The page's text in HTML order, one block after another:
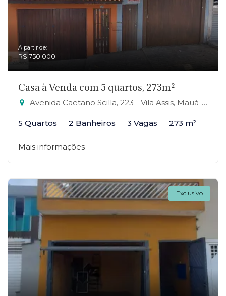
A partir de:
R$ 750.000
Casa à Venda com 5 quartos, 273m²
Avenida Caetano Scilla, 223 - Vila Assis, Mauá-SP
5 Quartos 2 Banheiros 3 Vagas 273 m²
Mais informações
Exclusivo